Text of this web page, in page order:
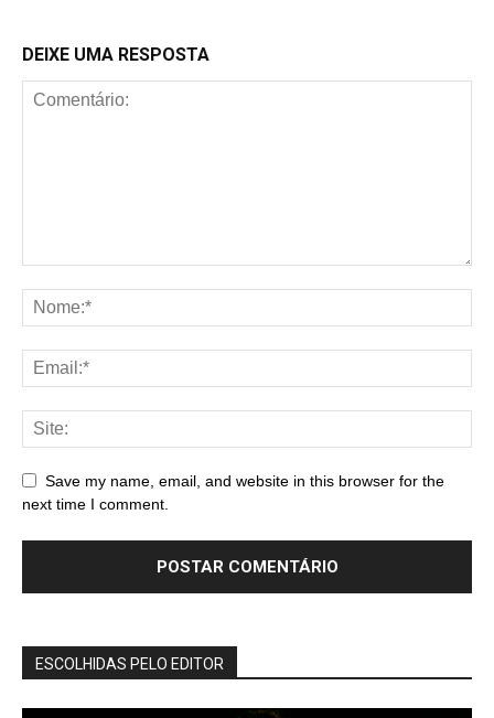
DEIXE UMA RESPOSTA
Save my name, email, and website in this browser for the
next time I comment.
ESCOLHIDAS PELO EDITOR